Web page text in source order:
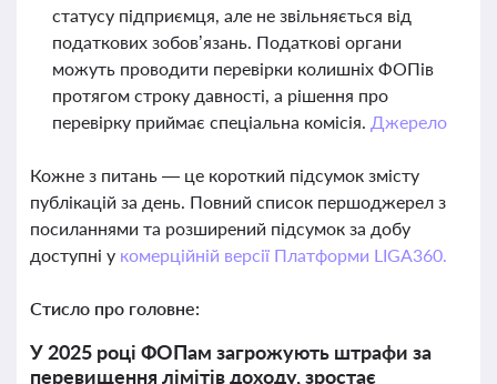
статусу підприємця, але не звільняється від
податкових зобов’язань. Податкові органи
можуть проводити перевірки колишніх ФОПів
протягом строку давності, а рішення про
перевірку приймає спеціальна комісія. Джерело
Кожне з питань — це короткий підсумок змісту
публікацій за день. Повний список першоджерел з
посиланнями та розширений підсумок за добу
доступні у комерційній версії Платформи LIGA360.
Стисло про головне:
У 2025 році ФОПам загрожують штрафи за
перевищення лімітів доходу, зростає